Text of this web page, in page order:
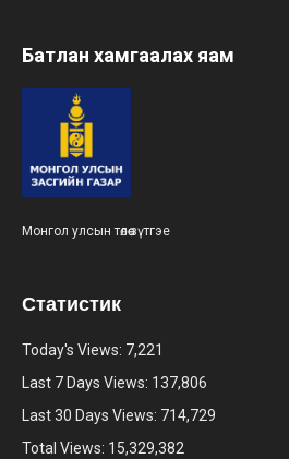
Батлан хамгаалах яам
Монгол улсын төлөө зүтгэе
Статистик
Today's Views: 7,221
Last 7 Days Views: 137,806
Last 30 Days Views: 714,729
Total Views: 15,329,382